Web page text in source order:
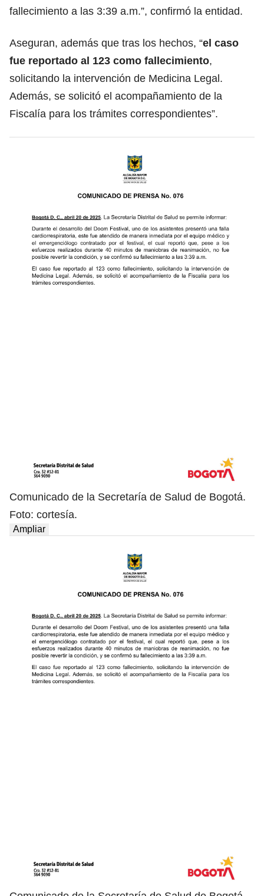
fallecimiento a las 3:39 a.m.”, confirmó la entidad.
Aseguran, además que tras los hechos, “el caso
fue reportado al 123 como fallecimiento,
solicitando la intervención de Medicina Legal.
Además, se solicitó el acompañamiento de la
Fiscalía para los trámites correspondientes”.
Comunicado de la Secretaría de Salud de Bogotá.
Foto: cortesía.
Ampliar